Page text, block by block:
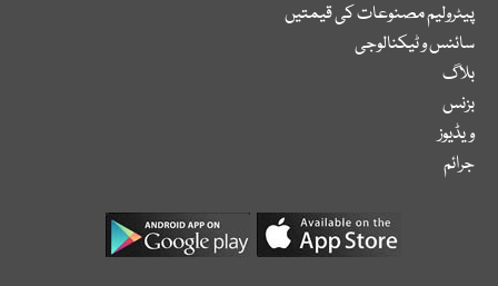
پیٹرولیم مصنوعات کی قیمتیں
سائنس و ٹیکنالوجی
بلاگ
بزنس
ویڈیوز
جرائم